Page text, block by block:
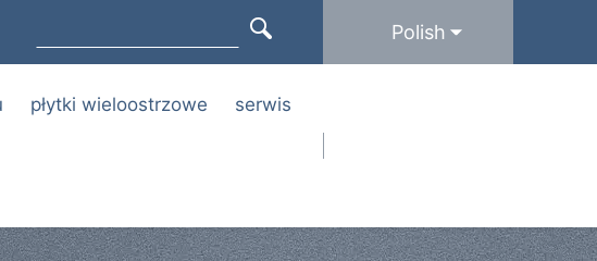
Polish
płytki wieloostrzowe serwis